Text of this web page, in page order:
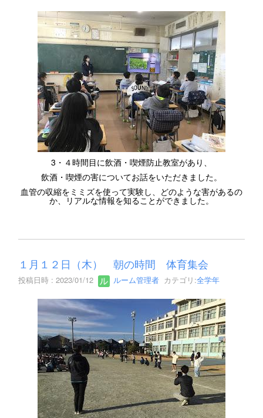
3・４時間目に飲酒・喫煙防止教室があり、
飲酒・喫煙の害についてお話をいただきました。
血管の収縮をミミズを使って実験し、どのような害があるの
か、リアルな情報を知ることができました。
１月１２日（木） 朝の時間 体育集会
投稿日時 : 2023/01/12 ルーム管理者 カテゴリ:全学年